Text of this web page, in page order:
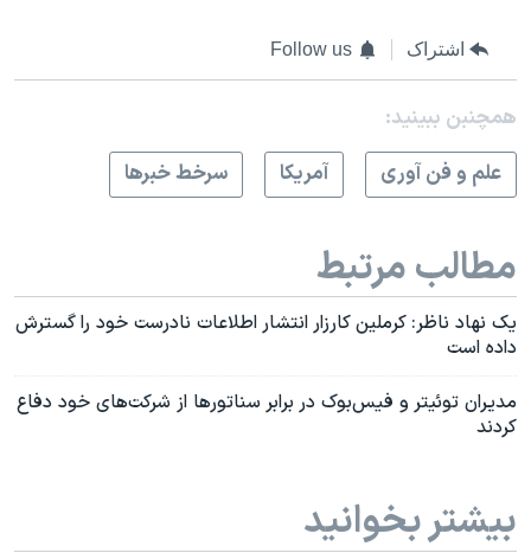
اشتراک Follow us
همچنبن ببینید:
علم و فن آوری
آمريکا سرخط خبرها
مطالب مرتبط
یک نهاد ناظر: کرملین کارزار انتشار اطلاعات نادرست خود را گسترش
داده است
مدیران توئیتر و فیس‌بوک در برابر سناتورها از شرکت‌های خود دفاع
کردند
بیشتر بخوانید